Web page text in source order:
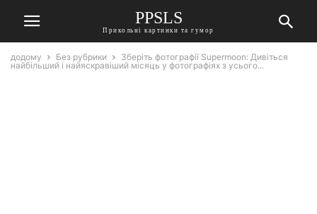
PPSLS
Прикольні картинки та гумор
додому Без рубрики
Зберіть фотографії Supermoon: Дивіться
найбільший і найяскравіший місяць у фотографіях з усього...